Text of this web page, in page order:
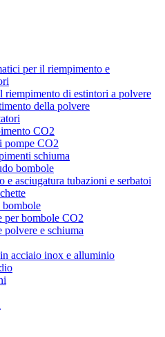
per il riempimento e
riempimento di estintori a polvere
della polvere
CO2
pompe CO2
schiuma
bombole
e asciugatura tubazioni e serbatoi
bombole
per bombole CO2
polvere e schiuma
acciaio inox e alluminio